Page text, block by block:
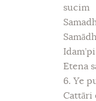
sucim
Etena
6. Ye
Cattāri